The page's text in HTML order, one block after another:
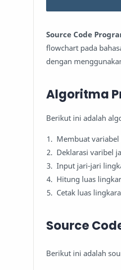
Source Code
flowchart pada
dengan
Algoritma
Berikut ini adalah
Membuat
Deklarasi varibel
Input jari-jari
Hitung luas
Cetak luas
Source
Berikut ini adalah